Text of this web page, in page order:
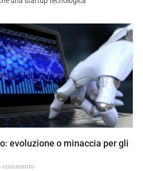
evoluzione o minaccia per gli
commento